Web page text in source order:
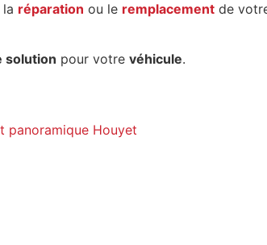
réparation ou le remplacement de
solution pour votre véhicule.